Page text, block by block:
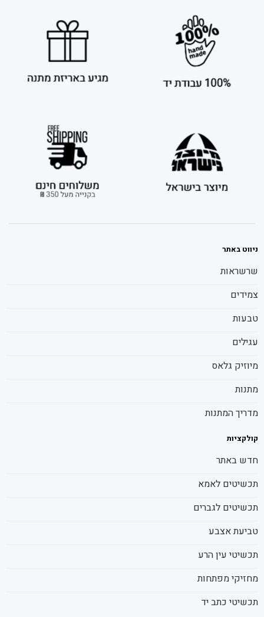
ניווט באתר
שרשראות
צמידים
טבעות
עגילים
מיוזיק גלאס
מתנות
מדריך המתנות
קולקציות
חדש באתר
תכשיטים לאמא
תכשיטים לגברים
טביעת אצבע
תכשיטי עין הרע
מחזיקי מפתחות
תכשיטי כתב יד